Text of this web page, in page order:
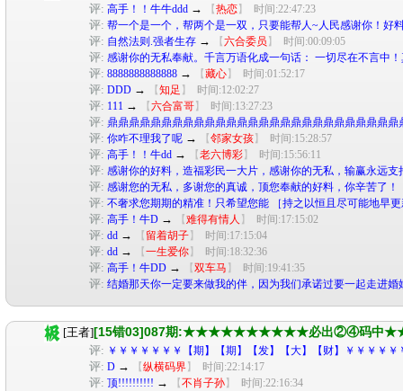
评: 高手！！牛牛ddd → 【热恋】 时间:22:47:23
评: 帮一个是一个，帮两个是一双，只要能帮人~人民感谢你！好
评: 自然法则.强者生存 → 【六合委员 】 时间:00:09:05
评: 感谢你的无私奉献。千言万语化成一句话： 一切尽在不言中
评: 8888888888888 → 【藏心】 时间:01:52:17
评: DDD → 【知足 】 时间:12:02:27
评: 111 → 【六合富哥】 时间:13:27:23
评: 鼎鼎鼎鼎鼎鼎鼎鼎鼎鼎鼎鼎鼎鼎鼎鼎鼎鼎鼎鼎鼎鼎鼎鼎鼎鼎鼎
评: 你咋不理我了呢 → 【邻家女孩】 时间:15:28:57
评: 高手！！牛dd → 【老六博彩】 时间:15:56:11
评: 感谢你的好料，造福彩民一大片，感谢你的无私，输赢永远支
评: 感谢您的无私，多谢您的真诚，顶您奉献的好料，你辛苦了！
评: 不奢求您期期的精准！只希望您能 ［持之以恒且尽可能地早
评: 高手！牛D → 【难得有情人 】 时间:17:15:02
评: dd → 【 留着胡子】 时间:17:15:04
评: dd → 【一生爱你】 时间:18:32:36
评: 高手！牛DD → 【双车马 】 时间:19:41:35
评: 结婚那天你一定要来做我的伴，因为我们承诺过要一起走进
[王者][15错03]087期:★★★★★★★★★★必出②④码中
评: ￥￥￥￥￥￥￥【期】【期】【发】【大】【财】￥￥￥￥￥
评: D → 【纵横码界】 时间:22:14:17
评: 顶!!!!!!!!!! → 【不肖子孙】 时间:22:16:34